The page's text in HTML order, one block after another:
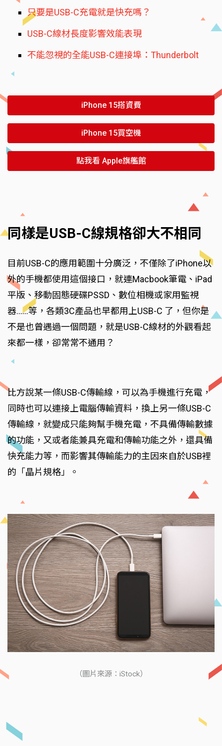
只要是USB-C充電就是快充嗎？
USB-C線材長度影響效能表現
不能忽視的全能USB-C連接埠：Thunderbolt
iPhone 15搭資費
iPhone 15買空機
點我看 Apple旗艦館
同樣是USB-C線規格卻大不相同
目前USB-C的應用範圍十分廣泛，不僅除了iPhone以
外的手機都使用這個接口，就連Macbook筆電、iPad
平版、移動固態硬碟PSSD、數位相機或家用監視
器……等，各類3C產品也早都用上USB-C 了，但你是
不是也曾遇過一個問題，就是USB-C線材的外觀看起
來都一樣，卻常常不通用？
比方說某一條USB-C傳輸線，可以為手機進行充電，
同時也可以連接上電腦傳輸資料，換上另一條USB-C
傳輸線，就變成只能夠幫手機充電，不具備傳輸數據
的功能，又或者能兼具充電和傳輸功能之外，還具備
快充能力等，而影響其傳輸能力的主因來自於USB裡
的「晶片規格」。
（圖片來源：iStock）